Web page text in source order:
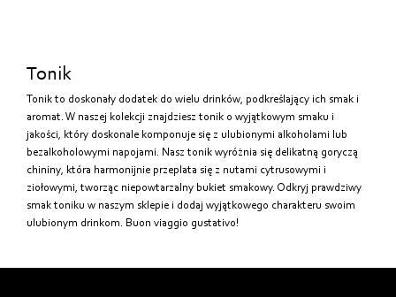
Tonik
Tonik to doskonały dodatek do wielu drinków, podkreślający ich smak i
aromat. W naszej kolekcji znajdziesz tonik o wyjątkowym smaku i
jakości, który doskonale komponuje się z ulubionymi alkoholami lub
bezalkoholowymi napojami. Nasz tonik wyróżnia się delikatną goryczą
chininy, która harmonijnie przeplata się z nutami cytrusowymi i
ziołowymi, tworząc niepowtarzalny bukiet smakowy. Odkryj prawdziwy
smak toniku w naszym sklepie i dodaj wyjątkowego charakteru swoim
ulubionym drinkom. Buon viaggio gustativo!